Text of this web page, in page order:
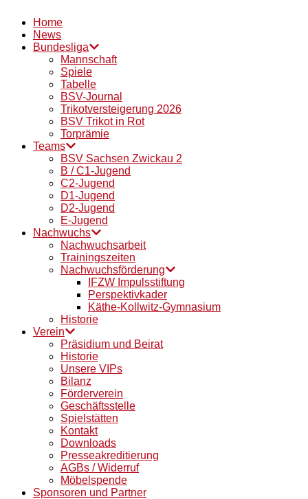
Home
News
Bundesliga
Mannschaft
Spiele
Tabelle
BSV-Journal
Trikotversteigerung 2026
BSV Trikot in Rot
Torprämie
Teams
BSV Sachsen Zwickau 2
B / C1-Jugend
C2-Jugend
D1-Jugend
D2-Jugend
E-Jugend
Nachwuchs
Nachwuchsarbeit
Trainingszeiten
Nachwuchsförderung
IFZW Impulsstiftung
Perspektivkader
Käthe-Kollwitz-Gymnasium
Historie
Verein
Präsidium und Beirat
Historie
Unsere VIPs
Bilanz
Förderverein
Geschäftsstelle
Spielstätten
Kontakt
Downloads
Presseakreditierung
AGBs / Widerruf
Möbelspende
Sponsoren und Partner